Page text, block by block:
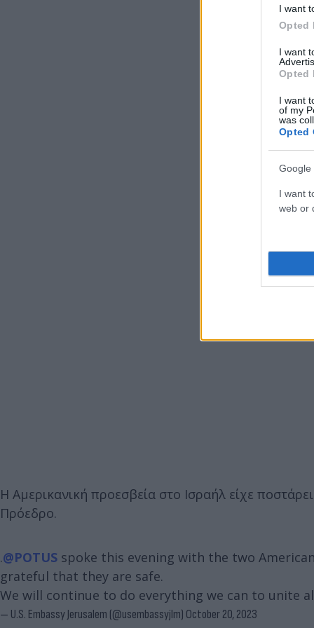
I want
Opted
I want
Opted
I want
of my
was
Opted
Google
I want
web or
Η Αμερικανική προεσβεία στο Ισραήλ είχε
Πρόεδρο.
.@POTUS spoke this evening with the two
grateful that they are safe.
We will continue to do everything we can to unite
— U.S. Embassy Jerusalem (@usembassyjlm) October 20, 2023